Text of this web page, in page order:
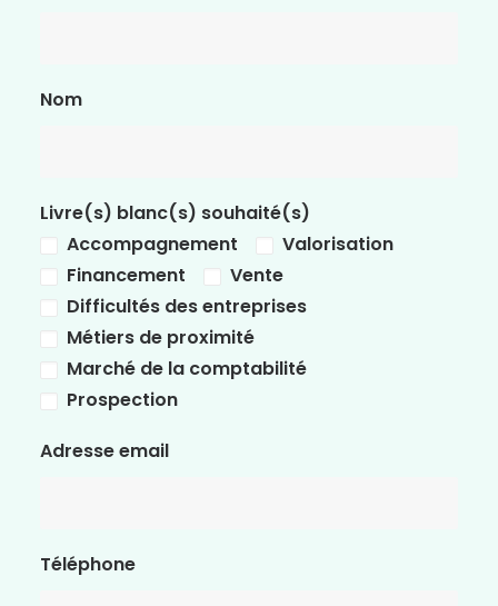
Nom
Livre(s) blanc(s) souhaité(s)
Accompagnement
Valorisation
Financement
Vente
Difficultés des entreprises
Métiers de proximité
Marché de la comptabilité
Prospection
Adresse email
Téléphone